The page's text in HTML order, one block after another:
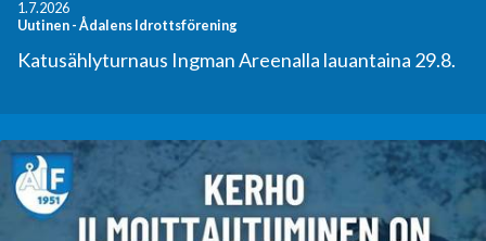
1.7.2026
Uutinen-Ådalens Idrottsförening
Katusählyturnaus Ingman Areenalla lauantaina 29.8.